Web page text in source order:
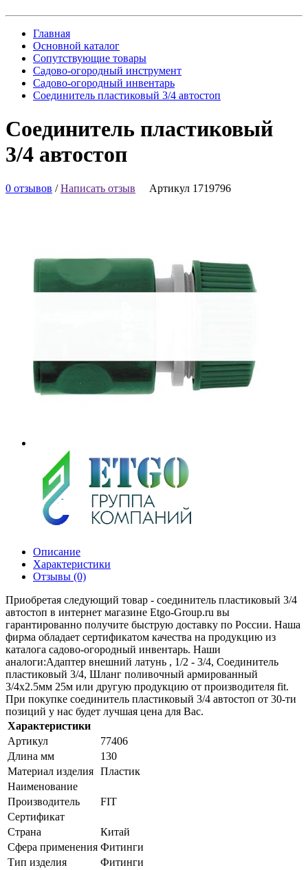
Главная
Основной каталог
Сопутствующие товары
Садово-огородный инструмент
Садово-огородный инвентарь
Соединитель пластиковый 3/4 автостоп
Соединитель пластиковый
3/4 автостоп
0 отзывов /Написать отзыв Артикул 1719796
Описание
Характеристики
Отзывы (0)
Приобретая следующий товар - соединитель пластиковый 3/4
автостоп в интернет магазине Etgo-Group.ru вы
гарантированно получите быструю доставку по России. Наша
фирма обладает сертификатом качества на продукцию из
каталога садово-огородный инвентарь. Наши
аналоги:Адаптер внешний латунь , 1/2 - 3/4, Соединитель
пластиковый 3/4, Шланг поливочный армированный
3/4х2.5мм 25м или другую продукцию от производителя fit.
При покупке соединитель пластиковый 3/4 автостоп от 30-ти
позиций у нас будет лучшая цена для Вас.
Характеристики
Артикул
77406
Длина мм
130
Материал изделия Пластик
Наименование
Производитель
FIT
Сертификат
Страна
Китай
Сфера применения Фитинги
Тип изделия
Фитинги